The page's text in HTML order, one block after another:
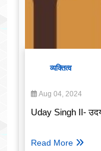
व्यक्तित्व
Aug 04, 2024
Uday Singh II- उदय
Read More